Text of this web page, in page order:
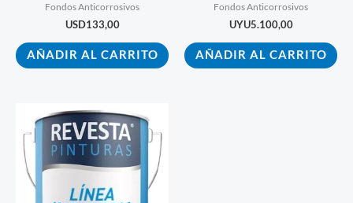
Fondos Anticorrosivos
USD133,00
AÑADIR AL CARRITO
Fondos Anticorrosivos
UYU5.100,00
AÑADIR AL CARRITO